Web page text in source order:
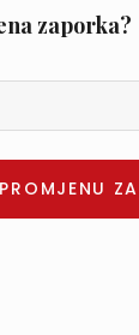
zaporka?